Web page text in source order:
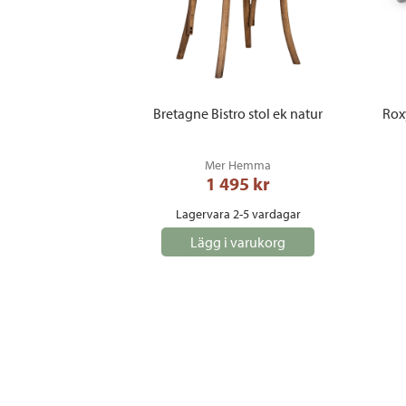
Bretagne Bistro stol ek natur
Mer Hemma
1 495 kr
Lagervara 2-5 vardagar
Lägg i varukorg